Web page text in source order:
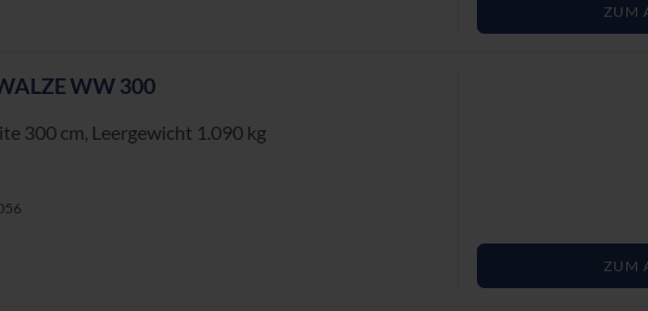
ZUM
WW 300
300 cm, Leer­ge­wicht 1.090 kg
ZUM